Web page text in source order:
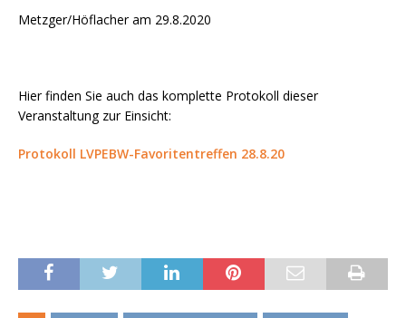
Metzger/Höflacher am 29.8.2020
Hier finden Sie auch das komplette Protokoll dieser
Veranstaltung zur Einsicht:
Protokoll LVPEBW-Favoritentreffen 28.8.20